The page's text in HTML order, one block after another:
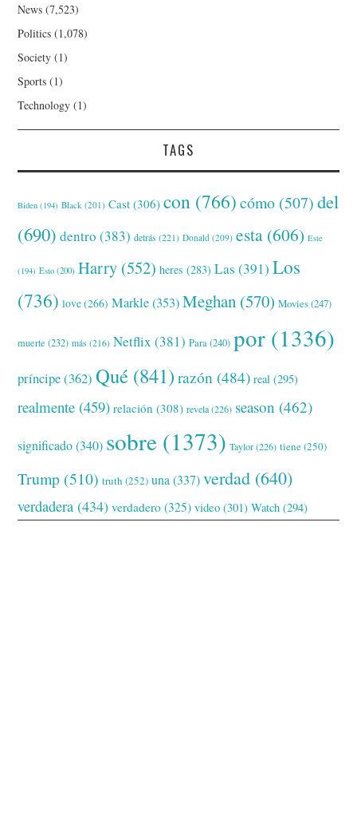
News (7,523)
Politics (1,078)
Society (1)
Sports (1)
Technology (1)
TAGS
Biden (194) Black (201) Cast (306) con (766) cómo (507) del
(690) dentro (383) detrás (221) Donald (209) esta (606) Este
(194) Esto (200) Harry (552) heres (283) Las (391) Los
(736) love(266) Markle(353) Meghan (570) Movies(247)
muerte (232) más (216) Netflix (381) Para(240) por (1336)
príncipe(362) Qué (841) razón (484) real (295)
realmente (459) relación (308) revela(226) season (462)
significado(340) sobre (1373) Taylor(226) tiene(250)
Trump (510) truth (252) una (337) verdad (640)
verdadera (434) verdadero (325) video (301) Watch (294)